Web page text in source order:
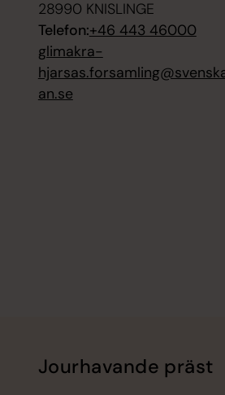
28990 KNISLINGE
Telefon:+46 443 46000
glimakra-
an.se
Jourhavande präst